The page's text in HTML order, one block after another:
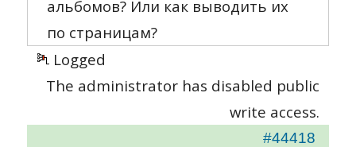
альбомов? Или как выводить их
по страницам?
Logged
The administrator has disabled public
write access.
#44418